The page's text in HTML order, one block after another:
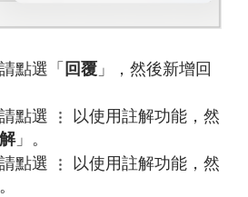
點選「回覆 」，然後新增回
點選
以使用註解功能，然
」。
點選
以使用註解功能，然